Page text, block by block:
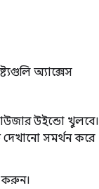
অ্যাক্সেস
উইন্ডো খুলবে।
দেখানো সমর্থন করে